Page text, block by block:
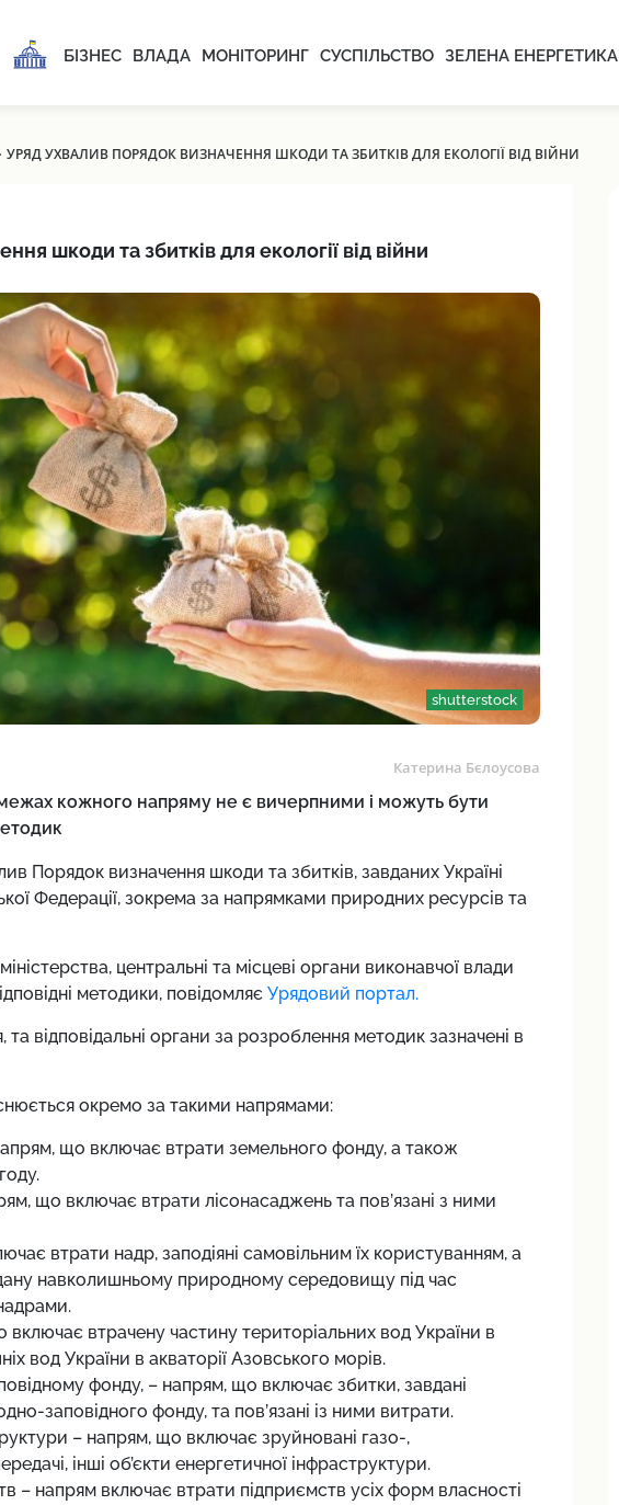
БІЗНЕС ВЛАДА МОНІТОРИНГ СУСПІЛЬСТВО ЗЕЛЕНА ЕНЕРГЕТИКА
УРЯД УХВАЛИВ ПОРЯДОК ВИЗНАЧЕННЯ ШКОДИ ТА ЗБИТКІВ ДЛЯ ЕКОЛОГІЇ ВІД ВІЙНИ
шкоди та збитків для екології від війни
shutterstock
Катерина Бєлоусова
кожного напряму не є вичерпними і можуть бути
Порядок визначення шкоди та збитків, завданих Україні
Федерації, зокрема за напрямками природних ресурсів та
центральні та місцеві органи виконавчої влади
методики, повідомляє Урядовий портал.
відповідальні органи за розроблення методик зазначені в
окремо за такими напрямами:
що включає втрати земельного фонду, а також
що включає втрати лісонасаджень та пов’язані з ними
втрати надр, заподіяні самовільним їх користуванням, а
навколишньому природному середовищу під час
включає втрачену частину територіальних вод України в
вод України в акваторії Азовського морів.
фонду, – напрям, що включає збитки, завдані
заповідного фонду, та пов’язані із ними витрати.
– напрям, що включає зруйновані газо-,
інші об’єкти енергетичної інфраструктури.
– напрям включає втрати підприємств усіх форм власності